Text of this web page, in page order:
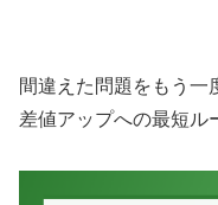
間違えた問題をもう一
差値アップへの最短ル